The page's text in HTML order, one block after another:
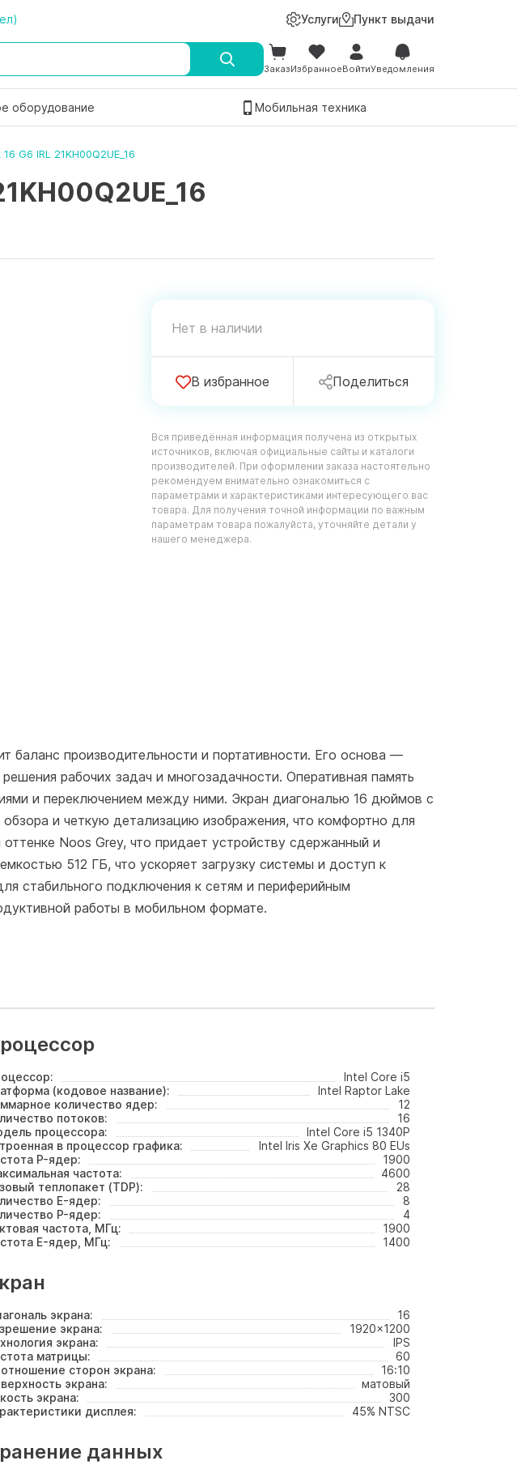
Услуги Пункт выдачи
ЗаказИзбранноеВойтиУведомления
оборудование Мобильная техника
G6 IRL 21KH00Q2UE_16
Нет в наличии
В избранное Поделиться
Вся приведённая информация получена из открытых
источников, включая официальные сайты и каталоги
производителей. При оформлении заказа настоятельно
рекомендуем внимательно ознакомиться с
параметрами и характеристиками интересующего вас
товара. Для получения точной информации по важным
параметрам товара пожалуйста, уточняйте детали у
нашего менеджера.
баланс производительности и портативности. Его основа —
рабочих задач и многозадачности. Оперативная память
и переключением между ними. Экран диагональю 16 дюймов с
и четкую детализацию изображения, что комфортно для
Noos Grey, что придает устройству сдержанный и
512 ГБ, что ускоряет загрузку системы и доступ к
стабильного подключения к сетям и периферийным
работы в мобильном формате.
Intel Core i5
(кодовое название):
Intel Raptor Lake
количество ядер:
12
потоков:
16
процессора:
Intel Core i5 1340P
в процессор графика:
Intel Iris Xe Graphics 80 EUs
P-ядер:
1900
частота:
4600
теплопакет (TDP):
28
E-ядер:
8
P-ядер:
4
частота, МГц:
1900
E-ядер, МГц:
1400
экрана:
16
экрана:
1920x1200
экрана:
IPS
матрицы:
60
сторон экрана:
16:10
экрана:
матовый
экрана:
300
дисплея:
45% NTSC
данных